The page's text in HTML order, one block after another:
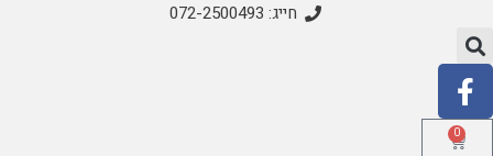
חייג: 072-2500493
0